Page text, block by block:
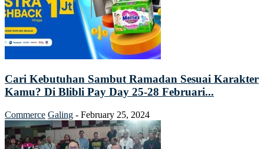
Cari Kebutuhan Sambut Ramadan Sesuai Karakter
Kamu? Di Blibli Pay Day 25-28 Februari...
Commerce Galing - February 25, 2024